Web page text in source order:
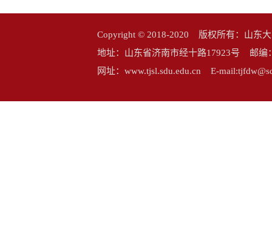
Copyright © 2018-2020 版权所有：山东
地址：山东省济南市经十路17923号 邮
网址：www.tjsl.sdu.edu.cn E-